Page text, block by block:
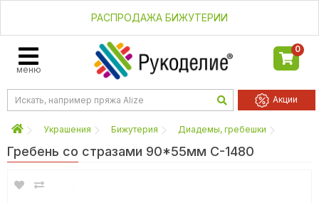
РАСПРОДАЖА БИЖУТЕРИИ
меню
0
Акции
Украшения Бижутерия Диадемы, гребешки
Гребень со стразами 90*55мм С-1480